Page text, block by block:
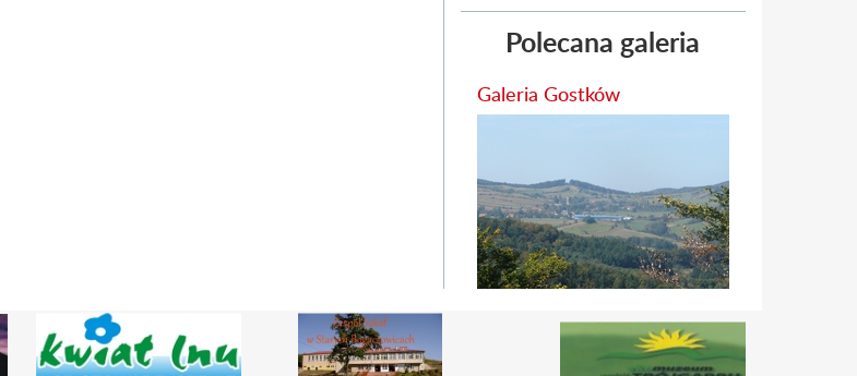
Polecana galeria
Galeria Gostków